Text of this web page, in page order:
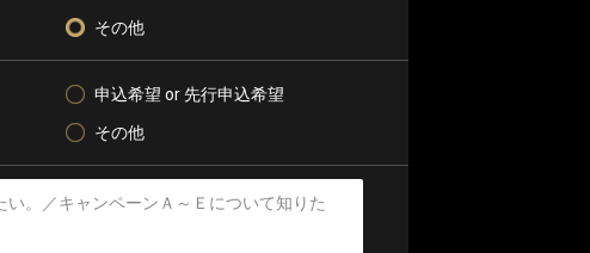
その他
申込希望 or 先行申込希望
その他